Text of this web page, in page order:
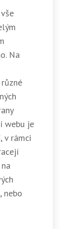
Na
webu je
v rámci
nebo